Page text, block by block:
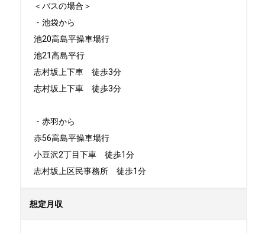
＜バスの場合＞
・池袋から
池20高島平操車場行
池21高島平行
志村坂上下車　徒歩3分
志村坂上下車　徒歩3分
・赤羽から
赤56高島平操車場行
小豆沢2丁目下車　徒歩1分
志村坂上区民事務所　徒歩1分
想定月収